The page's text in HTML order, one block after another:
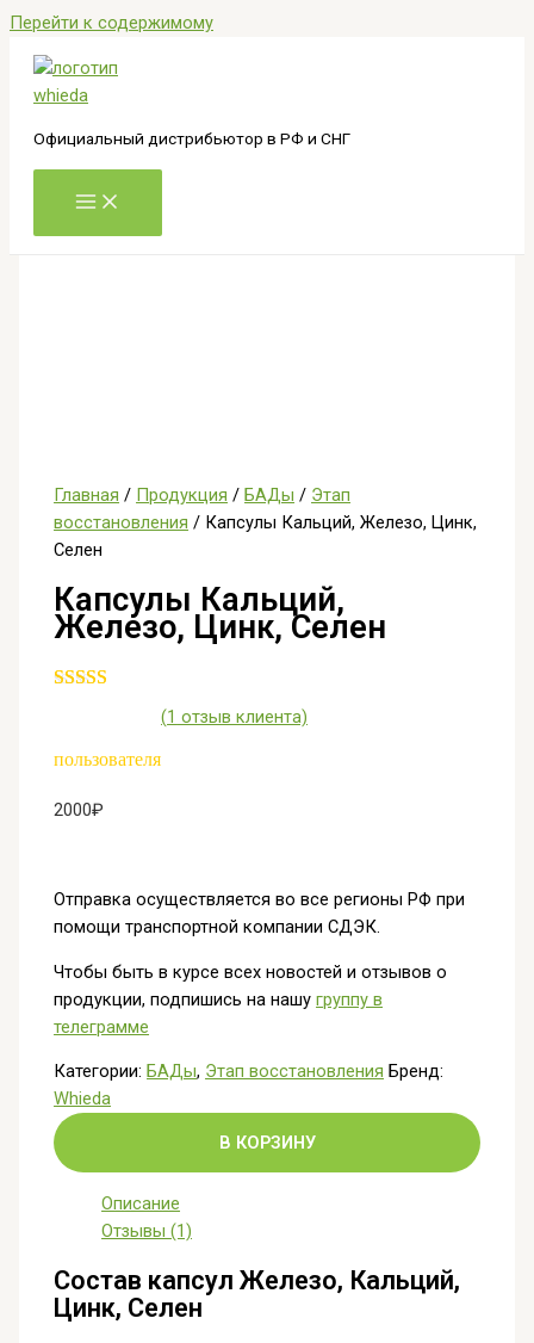
Перейти к содержимому
Официальный дистрибьютор в РФ и СНГ
Главная / Продукция /БАДы / Этап
восстановления / Капсулы Кальций, Железо, Цинк,
Селен
Капсулы Кальций,
Железо, Цинк, Селен
пользователя
(1 отзыв клиента)
2000₽
Отправка осуществляется во все регионы РФ при
помощи транспортной компании СДЭК.
Чтобы быть в курсе всех новостей и отзывов о
продукции, подпишись на нашугруппу в
телеграмме
Категории:БАДы, Этап восстановления Бренд:
Whieda
В КОРЗИНУ
Описание
Отзывы (1)
Состав капсул Железо, Кальций,
Цинк, Селен